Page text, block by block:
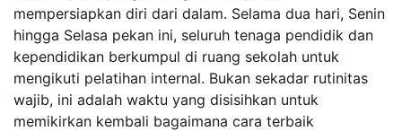
mempersiapkan diri dari dalam. Selama dua hari, Senin
hingga Selasa pekan ini, seluruh tenaga pendidik dan
kependidikan berkumpul di ruang sekolah untuk
mengikuti pelatihan internal. Bukan sekadar rutinitas
wajib, ini adalah waktu yang disisihkan untuk
memikirkan kembali bagaimana cara terbaik